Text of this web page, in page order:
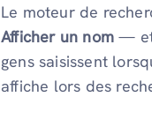
Le moteur de
Afficher un nom — et
gens saisissent
affiche lors des